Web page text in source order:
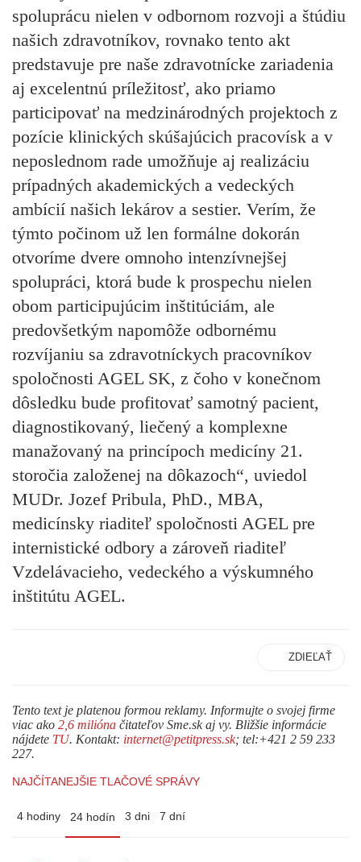
spoluprácu nielen v odbornom rozvoji a štúdiu
našich zdravotníkov, rovnako tento akt
predstavuje pre naše zdravotnícke zariadenia
aj excelentnú príležitosť, ako priamo
participovať na medzinárodných projektoch z
pozície klinických skúšajúcich pracovísk a v
neposlednom rade umožňuje aj realizáciu
prípadných akademických a vedeckých
ambícií našich lekárov a sestier. Verím, že
týmto počinom už len formálne dokorán
otvoríme dvere omnoho intenzívnejšej
spolupráci, ktorá bude k prospechu nielen
obom participujúcim inštitúciám, ale
predovšetkým napomôže odbornému
rozvíjaniu sa zdravotníckych pracovníkov
spoločnosti AGEL SK, z čoho v konečnom
dôsledku bude profitovať samotný pacient,
diagnostikovaný, liečený a komplexne
manažovaný na princípoch medicíny 21.
storočia založenej na dôkazoch“, uviedol
MUDr. Jozef Pribula, PhD., MBA,
medicínsky riaditeľ spoločnosti AGEL pre
internistické odbory a zároveň riaditeľ
Vzdelávacieho, vedeckého a výskumného
inštitútu AGEL.
ZDIEĽAŤ
Tento text je platenou formou reklamy. Informujte o svojej firme
viac ako 2,6 milióna čitateľov Sme.sk aj vy. Bližšie informácie
nájdete TU. Kontakt: internet@petitpress.sk; tel:+421 2 59 233
227.
NAJČÍTANEJŠIE TLAČOVÉ SPRÁVY
4 hodiny 24 hodín 3 dni 7 dní